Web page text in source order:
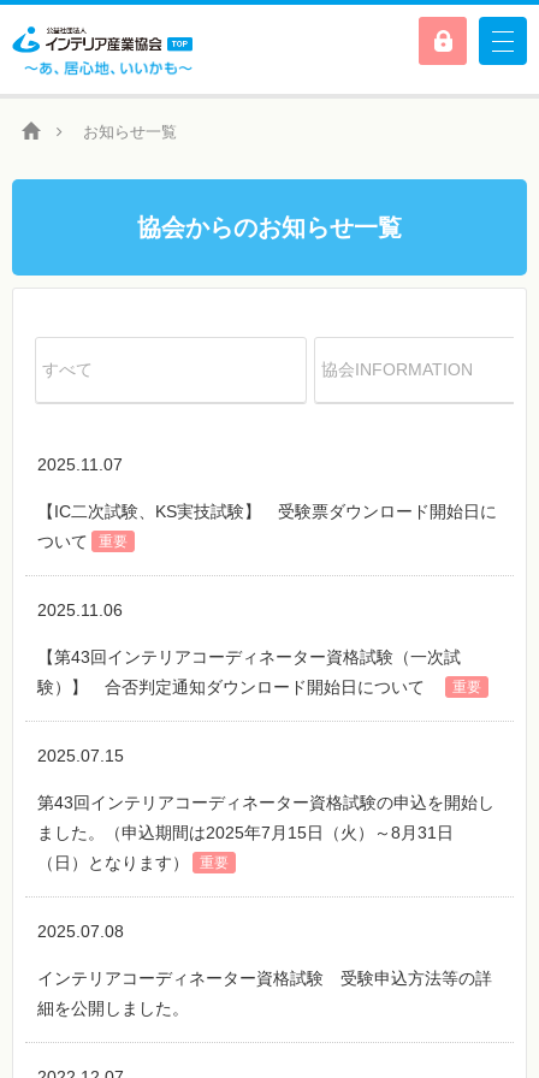
お知らせ一覧
協会からのお知らせ一覧
すべて 協会INFORMATION
2025.11.07
【IC二次試験、KS実技試験】 受験票ダウンロード開始日に
ついて
重要
2025.11.06
【第43回インテリアコーディネーター資格試験（一次試
験）】 合否判定通知ダウンロード開始日について
重要
2025.07.15
第43回インテリアコーディネーター資格試験の申込を開始し
ました。（申込期間は2025年7月15日（火）～8月31日
（日）となります）
重要
2025.07.08
インテリアコーディネーター資格試験 受験申込方法等の詳
細を公開しました。